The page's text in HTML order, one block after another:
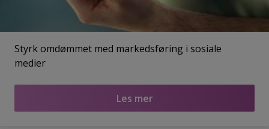
Styrk omdømmet med markedsføring i sosiale
medier
Les mer